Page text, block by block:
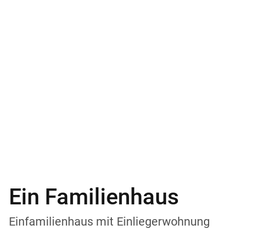
Ein Familienhaus
Einfamilienhaus mit Einliegerwohnung